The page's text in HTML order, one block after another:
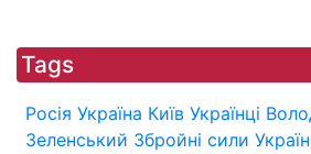
Tags
Росія Україна Київ Українці
Зеленський Збройні сили